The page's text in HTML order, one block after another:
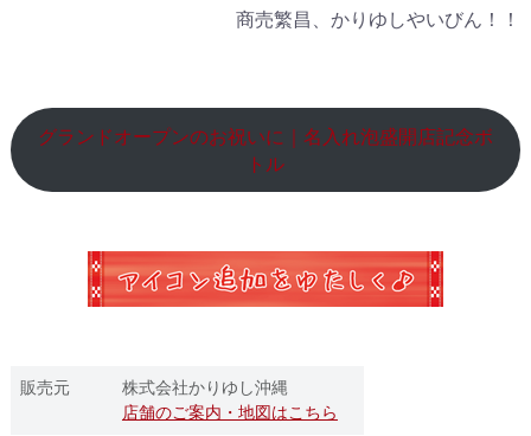
商売繁昌、かりゆしやいびん！！
グランドオープンのお祝いに｜名入れ泡盛開店記念ボ
トル
販売元
株式会社かりゆし沖縄
店舗のご案内・地図はこちら